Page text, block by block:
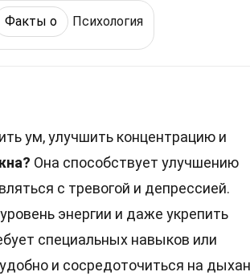
Факты о Психология
ум, улучшить концентрацию и
Она способствует улучшению
с тревогой и депрессией.
энергии и даже укрепить
специальных навыков или
и сосредоточиться на